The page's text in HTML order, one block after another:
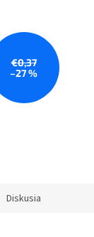
€0,37
–27 %
Diskusia